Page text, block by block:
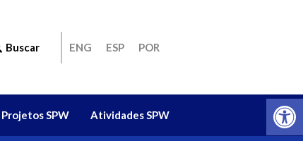
Buscar ENG ESP POR
Projetos SPW Atividades SPW